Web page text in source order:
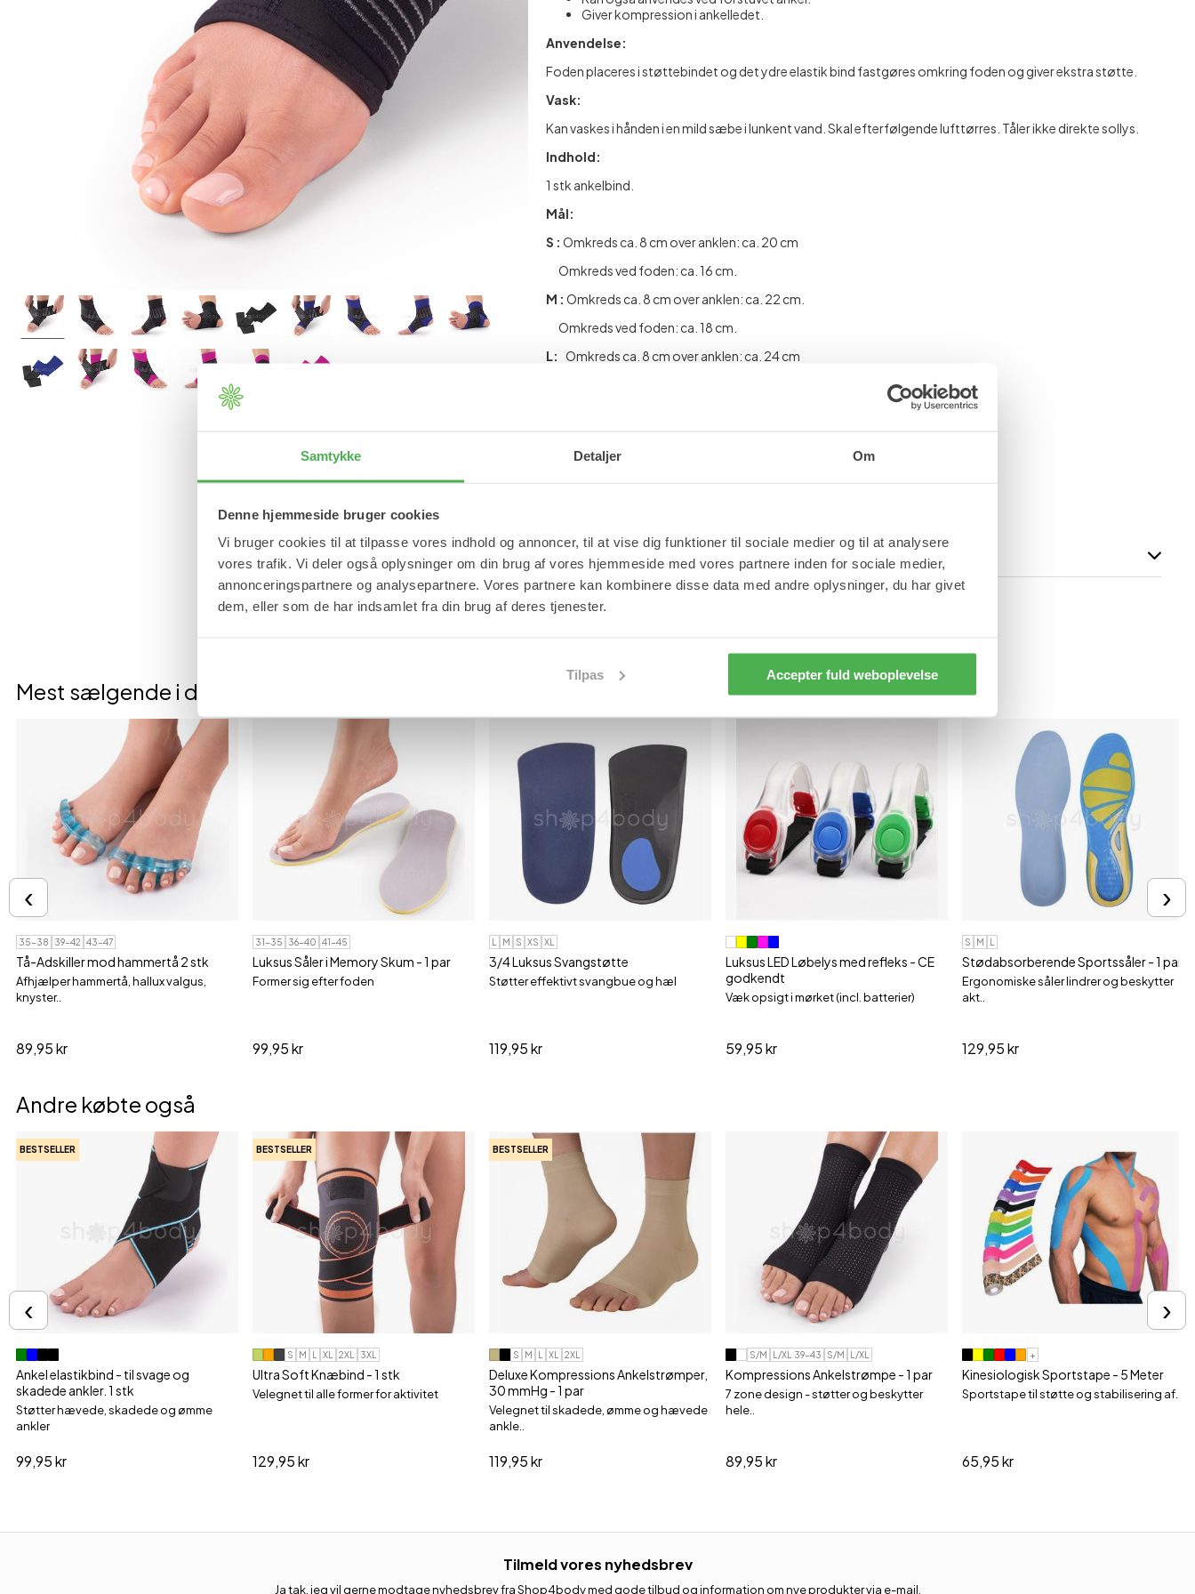
Samtykke Detaljer Om
Denne hjemmeside bruger cookies
Vi bruger cookies til at tilpasse vores indhold og annoncer, til at vise dig funktioner til sociale medier og til at analysere
vores trafik. Vi deler også oplysninger om din brug af vores hjemmeside med vores partnere inden for sociale medier,
annonceringspartnere og analysepartnere. Vores partnere kan kombinere disse data med andre oplysninger, du har givet
dem, eller som de har indsamlet fra din brug af deres tjenester.
Tilpas Accepter fuld weboplevelse
Giver kompression i ankelledet.
Anvendelse:
Foden placeres i støttebindet og det ydre elastik bind fastgøres omkring foden og giver ekstra støtte.
Vask:
Kan vaskes i hånden i en mild sæbe i lunkent vand. Skal efterfølgende lufttørres. Tåler ikke direkte sollys.
Indhold:
1 stk ankelbind.
Mål:
S : Omkreds ca. 8 cm over anklen: ca. 20 cm
Omkreds ved foden: ca. 16 cm.
M : Omkreds ca. 8 cm over anklen: ca. 22 cm.
Omkreds ved foden: ca. 18 cm.
L: Omkreds ca. 8 cm over anklen: ca. 24 cm
Materiale
Se mere
Mest sælgende i denne kategori
35-38 39-42 43-47
Tå-Adskiller mod hammertå 2 stk
Afhjælper hammertå, hallux valgus,
knyster..
89,95 kr
31-35 36-40 41-45
Luksus Såler i Memory Skum - 1 par
Former sig efter foden
99,95 kr
L M S XS XL
3/4 Luksus Svangstøtte
Støtter effektivt svangbue og hæl
119,95 kr
Luksus LED Løbelys med refleks - CE
godkendt
Væk opsigt i mørket (incl. batterier)
59,95 kr
S M L
Stødabsorberende Sportssåler - 1 par
Ergonomiske såler lindrer og beskytter
akt..
129,95 kr
‹ ›
Andre købte også
BESTSELLER
Ankel elastikbind - til svage og
skadede ankler. 1 stk
Støtter hævede, skadede og ømme
ankler
99,95 kr
BESTSELLER
S M L XL 2XL 3XL
Ultra Soft Knæbind - 1 stk
Velegnet til alle former for aktivitet
129,95 kr
BESTSELLER
S M L XL 2XL
Deluxe Kompressions Ankelstrømper,
30 mmHg - 1 par
Velegnet til skadede, ømme og hævede
ankle..
119,95 kr
S/M L/XL 39-43 S/M L/XL
Kompressions Ankelstrømpe - 1 par
7 zone design - støtter og beskytter
hele..
89,95 kr
+
Kinesiologisk Sportstape - 5 Meter
Sportstape til støtte og stabilisering af..
65,95 kr
‹ ›
Tilmeld vores nyhedsbrev
Ja tak, jeg vil gerne modtage nyhedsbrev fra Shop4body med gode tilbud og information om nye produkter via e-mail.